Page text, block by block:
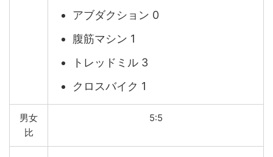
アブダクション 0
腹筋マシン 1
トレッドミル 3
クロスバイク 1
男女
比
5:5